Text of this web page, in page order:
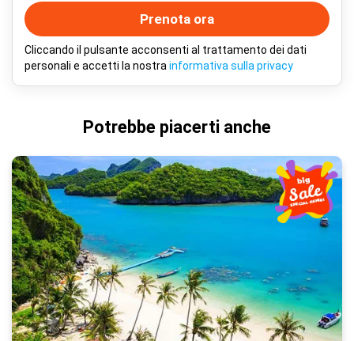
Prenota ora
Cliccando il pulsante acconsenti al trattamento dei dati
personali e accetti la nostra informativa sulla privacy
Potrebbe piacerti anche